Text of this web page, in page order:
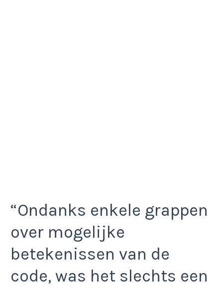
“Ondanks enkele grappen
over mogelijke
betekenissen van de
code, was het slechts een